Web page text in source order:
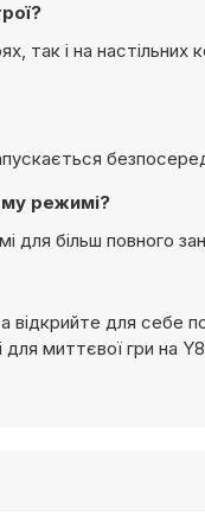
так і на
режимі?
більш повного
відкрийте для себе
для миттєвої гри на